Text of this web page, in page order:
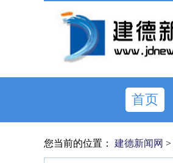
首页
您当前的位置： 建德新闻网 >